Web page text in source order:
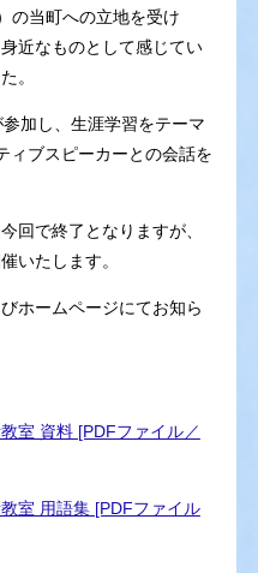
の当町への立地を受け
近なものとして感じてい
。
加し、生涯学習をテーマ
ィブスピーカーとの会話を
回で終了となりますが、
いたします。
ホームページにてお知ら
室 資料 [PDFファイル／
室 用語集 [PDFファイル